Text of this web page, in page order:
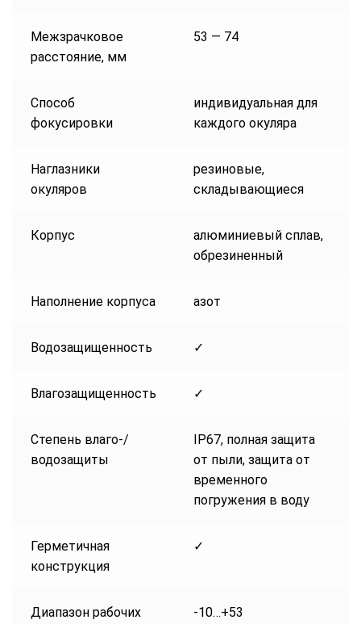
Межзрачковое
расстояние, мм
53 — 74
Способ
фокусировки
индивидуальная для
каждого окуляра
Наглазники
окуляров
резиновые,
складывающиеся
Корпус
алюминиевый сплав,
обрезиненный
Наполнение корпуса азот
Водозащищенность ✓
Влагозащищенность ✓
Степень влаго-/
водозащиты
IP67, полная защита
от пыли, защита от
временного
погружения в воду
Герметичная
конструкция
✓
Диапазон рабочих
-10…+53